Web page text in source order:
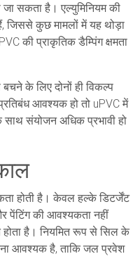
सकता है। एल्युमिनियम की
जिससे कुछ मामलों में यह थोड़ा
की प्राकृतिक डैम्पिंग क्षमता
के लिए दोनों ही विकल्प
प्रतिबंध आवश्यक हो तो uPVC में
संयोजन अधिक प्रभावी हो
होती है। केवल हल्के डिटर्जेंट
पेंटिंग की आवश्यकता नहीं
होता है। नियमित रूप से सिल के
आवश्यक है, ताकि जल प्रवेश